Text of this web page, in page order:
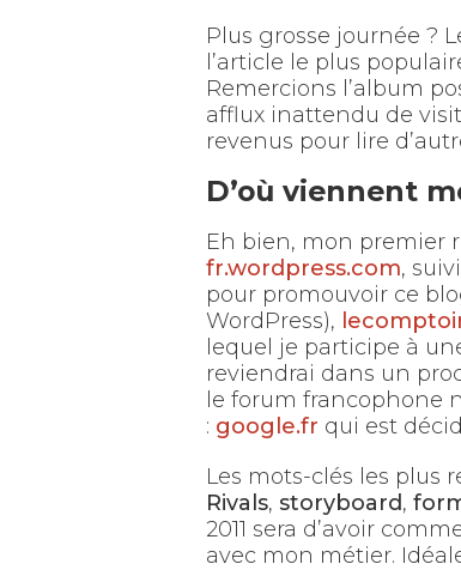
Plus grosse journée ?
l’article le plus
Remercions l’album
afflux inattendu de
revenus pour lire
D’où viennent
Eh bien, mon premier
fr.wordpress.com,
pour promouvoir ce
WordPress),
lequel je participe à
reviendrai dans un
le forum francophone
: google.fr qui est
Les mots-clés les plus
Rivals, storyboard,
2011 sera d’avoir
avec mon métier.